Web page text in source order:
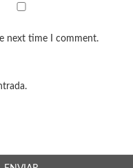
next time I comment.